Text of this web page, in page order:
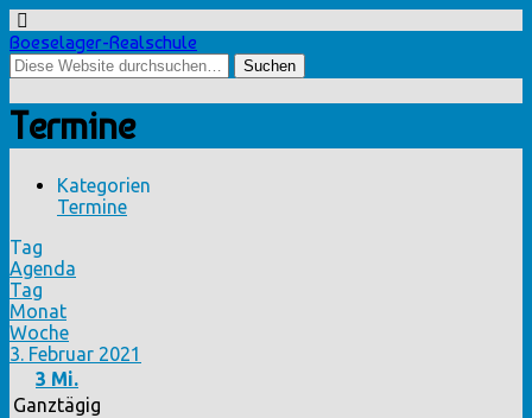
Boeselager-Realschule
Termine
Kategorien
Termine
Tag
Agenda
Tag
Monat
Woche
3. Februar 2021
3 Mi.
Ganztägig